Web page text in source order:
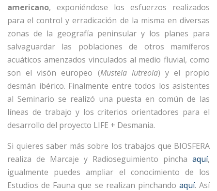
americano, exponiéndose los esfuerzos realizados
para el control y erradicación de la misma en diversas
zonas de la geografía peninsular y los planes para
salvaguardar las poblaciones de otros mamíferos
acuáticos amenzados vinculados al medio fluvial, como
son el visón europeo (Mustela lutreola) y el propio
desmán ibérico. Finalmente entre todos los asistentes
al Seminario se realizó una puesta en común de las
líneas de trabajo y los criterios orientadores para el
desarrollo del proyecto LIFE + Desmania.
Si quieres saber más sobre los trabajos que BIOSFERA
realiza de Marcaje y Radioseguimiento pincha aquí,
igualmente puedes ampliar el conocimiento de los
Estudios de Fauna que se realizan pinchando aquí. Así